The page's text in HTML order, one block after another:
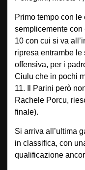
Primo tempo con
semplicemente
10 con cui si va
ripresa entrambe
offensiva, per i
Ciulu che in pochi
11. Il Parini però
Rachele Porcu,
finale).
Si arriva all’ultima
in classifica, con
qualificazione